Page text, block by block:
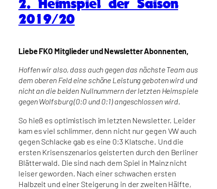
2. Heimspiel der Saison
2019/20
Liebe FKO Mitglieder und Newsletter Abonnenten,
Hoffen wir also, dass auch gegen das nächste Team aus
dem oberen Feld eine schöne Leistung geboten wird und
nicht an die beiden Nullnummern der letzten Heimspiele
gegen Wolfsburg (0:0 und 0:1) angeschlossen wird.
So hieß es optimistisch im letzten Newsletter. Leider
kam es viel schlimmer, denn nicht nur gegen VW auch
gegen Schlacke gab es eine 0:3 Klatsche. Und die
ersten Krisenszenarios geisterten durch den Berliner
Blätterwald. Die sind nach dem Spiel in Mainz nicht
leiser geworden. Nach einer schwachen ersten
Halbzeit und einer Steigerung in der zweiten Hälfte,